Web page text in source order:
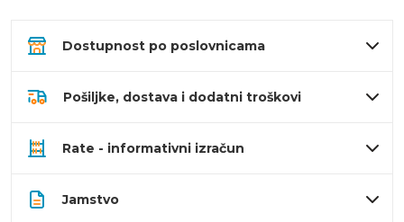
Dostupnost po poslovnicama
Pošiljke, dostava i dodatni troškovi
Rate - informativni izračun
Jamstvo